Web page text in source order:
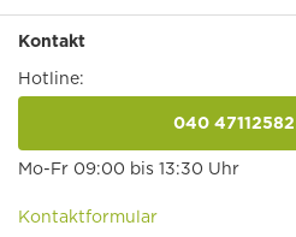
Kontakt
Hotline:
040 47112582
Mo-Fr 09:00 bis 13:30 Uhr
Kontaktformular